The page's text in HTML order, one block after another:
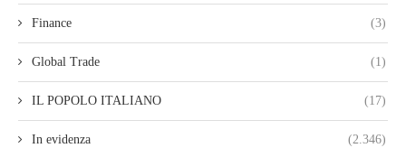
Finance (3)
Global Trade (1)
IL POPOLO ITALIANO (17)
In evidenza (2.346)